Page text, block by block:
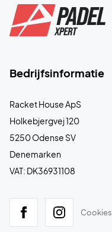
Bedrijfsinformatie
Racket House ApS
Holkebjergvej 120
5250 Odense SV
Denemarken
VAT: DK36931108
Cookies